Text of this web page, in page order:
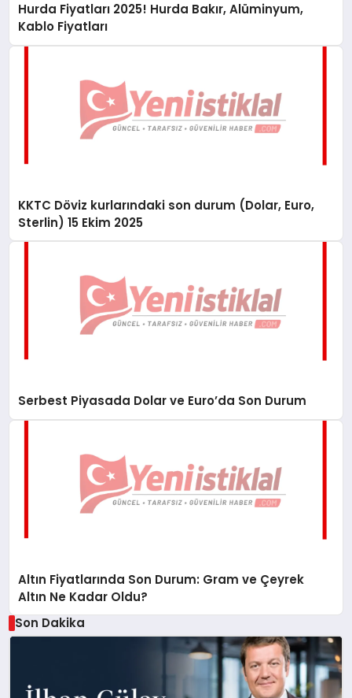
Hurda Fiyatları 2025! Hurda Bakır, Alüminyum,
Kablo Fiyatları
KKTC Döviz kurlarındaki son durum (Dolar, Euro,
Sterlin) 15 Ekim 2025
Serbest Piyasada Dolar ve Euro’da Son Durum
Altın Fiyatlarında Son Durum: Gram ve Çeyrek
Altın Ne Kadar Oldu?
Son Dakika